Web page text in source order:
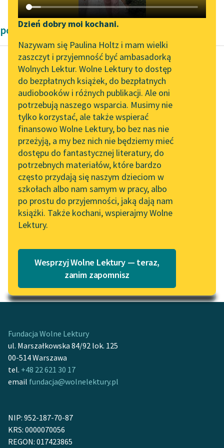
Katalog DAISY
Podkasty o książkach
Zgłoś brak utworu
Aktualności
„Prokurator Alicja Horn”
do słuchania
Byliśmy częścią AI Impact
Lab
Zapraszamy na spotkanie
online z tłumaczkami
literatury skandynawskiej
Spotkanie z Katarzyną
Tunkiel w Oslo
102. lata temu zmarł
Joseph Conrad
Lektury szkolne i klasyka
literatury do słuchania dla
uczennic i uczniów z
E-kolekcja lektur
szkolnych i literatury do
słuchania dla uczennic i
uczniów z
niepełnosprawnościami
skandynawskiej literatury
feministycznej
Narzędzia
Mapa Wolnych Lektur
Leśmianator
Przewodnik dla piszących i
czytających
API
OAI-PMH
Widget Wolnych Lektur
Przypisy
Katalog w formacie PDF
Dzień dobry moi kochani.
Nazywam się Paulina Holtz i mam wielki
zaszczyt i przyjemność być ambasadorką
Wolnych Lektur. Wolne Lektury to dostęp
do bezpłatnych książek, do bezpłatnych
audiobooków i różnych publikacji. Ale oni
potrzebują naszego wsparcia. Musimy nie
tylko korzystać, ale także wspierać
finansowo Wolne Lektury, bo bez nas nie
przeżyją, a my bez nich nie będziemy mieć
dostępu do fantastycznej literatury, do
potrzebnych materiałów, które bardzo
często przydają się naszym dzieciom w
szkołach albo nam samym w pracy, albo
po prostu do przyjemności, jaką dają nam
książki. Także kochani, wspierajmy Wolne
Lektury.
Wesprzyj Wolne Lektury — teraz,
zanim zapomnisz
powieści obyczajowe Zofii Urbanowskiej
Zofia Urbanowska
Księżniczka
W miarę, jak czytała,
coraz mocniejszy
rumieniec występował
na jej lica, aż przybrał
prawie barwę...
Czytaj więcej
Motyw: Myśl
Fundacja Wolne Lektury
ul. Marszałkowska 84/92 lok. 125
00-514 Warszawa
tel. +48 22 621 30 17
email fundacja@wolnelektury.pl
NIP: 952-187-70-87
KRS: 0000070056
REGON: 017423865